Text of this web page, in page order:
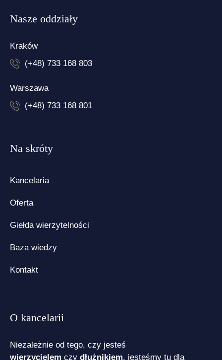
Nasze oddziały
Kraków
(+48) 733 168 803
Warszawa
(+48) 733 168 801
Na skróty
Kancelaria
Oferta
Giełda wierzytelności
Baza wiedzy
Kontakt
O kancelarii
Niezależnie od tego, czy jesteś
wierzycielem czy dłużnikiem, jesteśmy tu dla